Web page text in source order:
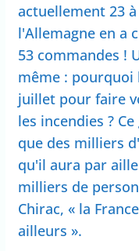
actuellement 23
l'Allemagne en a
53 commandes !
même :
juillet pour faire
les incendies ?
que des milliers
qu'il aura par
milliers de
Chirac, « la
ailleurs ».